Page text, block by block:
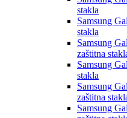
stakla
Samsung
stakla
Samsung
zaštitna
Samsung
stakla
Samsung
zaštitna
Samsung